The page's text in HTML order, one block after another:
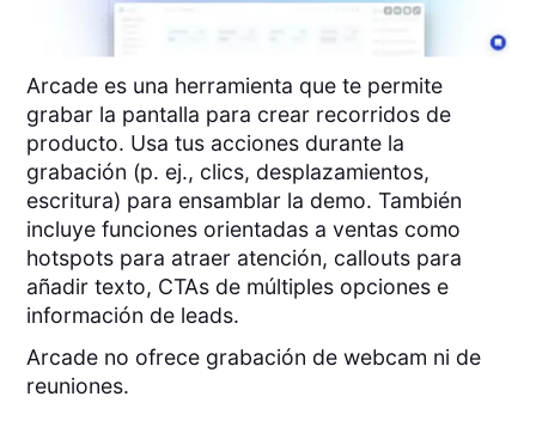
Arcade es una herramienta que te permite
grabar la pantalla para crear recorridos de
producto. Usa tus acciones durante la
grabación (p. ej., clics, desplazamientos,
escritura) para ensamblar la demo. También
incluye funciones orientadas a ventas como
hotspots para atraer atención, callouts para
añadir texto, CTAs de múltiples opciones e
información de leads.
Arcade no ofrece grabación de webcam ni de
reuniones.